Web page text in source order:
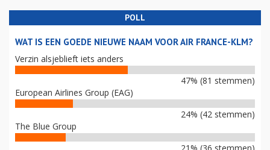
POLL
WAT IS EEN GOEDE NIEUWE NAAM VOOR AIR FRANCE-KLM?
Verzin alsjeblieft iets anders
47% (81 stemmen)
European Airlines Group (EAG)
24% (42 stemmen)
The Blue Group